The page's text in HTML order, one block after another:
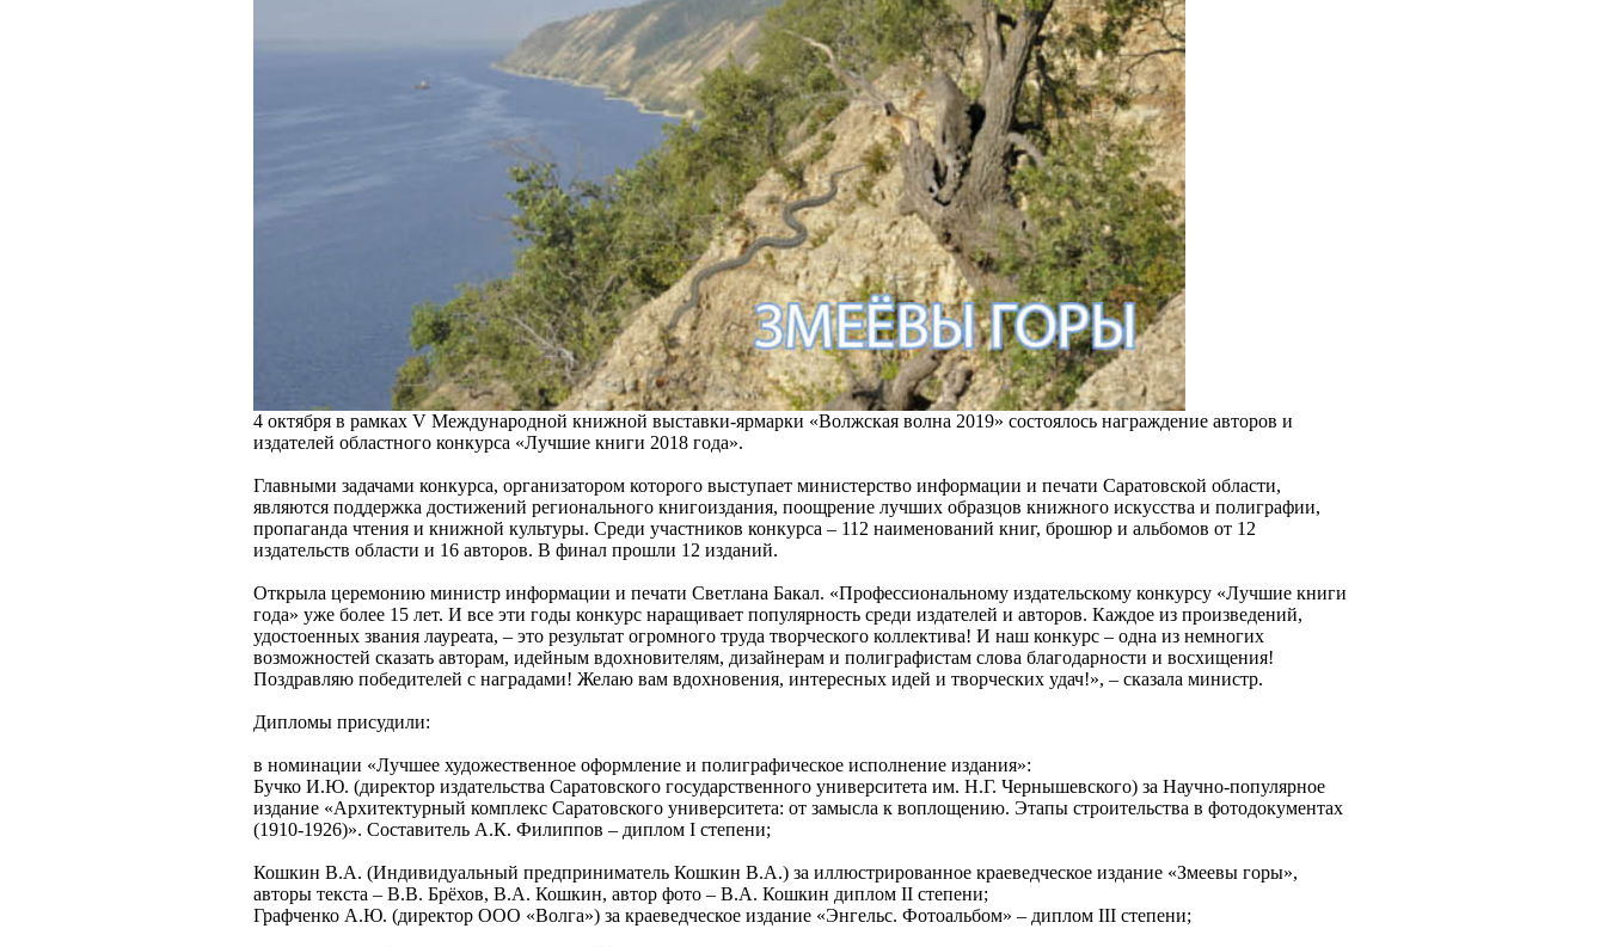
4 октября в рамках V Международной книжной выставки-ярмарки «Волжская волна 2019» состоялось награждение авторов и
издателей областного конкурса «Лучшие книги 2018 года».
Главными задачами конкурса, организатором которого выступает министерство информации и печати Саратовской области,
являются поддержка достижений регионального книгоиздания, поощрение лучших образцов книжного искусства и полиграфии,
пропаганда чтения и книжной культуры. Среди участников конкурса – 112 наименований книг, брошюр и альбомов от 12
издательств области и 16 авторов. В финал прошли 12 изданий.
Открыла церемонию министр информации и печати Светлана Бакал. «Профессиональному издательскому конкурсу «Лучшие книги
года» уже более 15 лет. И все эти годы конкурс наращивает популярность среди издателей и авторов. Каждое из произведений,
удостоенных звания лауреата, – это результат огромного труда творческого коллектива! И наш конкурс – одна из немногих
возможностей сказать авторам, идейным вдохновителям, дизайнерам и полиграфистам слова благодарности и восхищения!
Поздравляю победителей с наградами! Желаю вам вдохновения, интересных идей и творческих удач!», – сказала министр.
Дипломы присудили:
в номинации «Лучшее художественное оформление и полиграфическое исполнение издания»:
Бучко И.Ю. (директор издательства Саратовского государственного университета им. Н.Г. Чернышевского) за Научно-популярное
издание «Архитектурный комплекс Саратовского университета: от замысла к воплощению. Этапы строительства в фотодокументах
(1910-1926)». Составитель А.К. Филиппов – диплом I степени;
Кошкин В.А. (Индивидуальный предприниматель Кошкин В.А.) за иллюстрированное краеведческое издание «Змеевы горы»,
авторы текста – В.В. Брёхов, В.А. Кошкин, автор фото – В.А. Кошкин диплом II степени;
Графченко А.Ю. (директор ООО «Волга») за краеведческое издание «Энгельс. Фотоальбом» – диплом III степени;